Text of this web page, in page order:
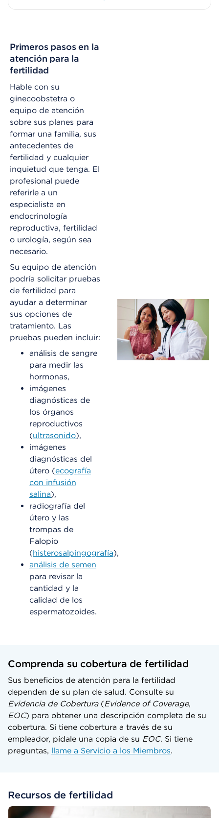
Primeros pasos en la
atención para la
fertilidad
Hable con su
ginecoobstetra o
equipo de atención
sobre sus planes para
formar una familia, sus
antecedentes de
fertilidad y cualquier
inquietud que tenga. El
profesional puede
referirle a un
especialista en
endocrinología
reproductiva, fertilidad
o urología, según sea
necesario.
Su equipo de atención
podría solicitar pruebas
de fertilidad para
ayudar a determinar
sus opciones de
tratamiento. Las
pruebas pueden incluir:
análisis de sangre
para medir las
hormonas,
imágenes
diagnósticas de
los órganos
reproductivos
(ultrasonido),
imágenes
diagnósticas del
útero (ecografía
con infusión
salina),
radiografía del
útero y las
trompas de
Falopio
(histerosalpingografía),
análisis de semen
para revisar la
cantidad y la
calidad de los
espermatozoides.
Comprenda su cobertura de fertilidad
Sus beneficios de atención para la fertilidad
dependen de su plan de salud. Consulte su
Evidencia de Cobertura(Evidence of Coverage,
EOC) para obtener una descripción completa de su
cobertura. Si tiene cobertura a través de su
empleador, pídale una copia de su EOC. Si tiene
preguntas, llame a Servicio a los Miembros.
Recursos de fertilidad